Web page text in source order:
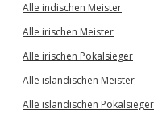
Alle indischen Meister
Alle irischen Meister
Alle irischen Pokalsieger
Alle isländischen Meister
Alle isländischen Pokalsieger